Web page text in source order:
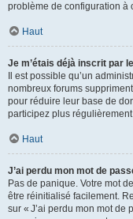
problème de configuration à
Haut
Je m’étais déjà inscrit par
Il est possible qu’un
nombreux forums
pour réduire leur base de
participez plus
Haut
J’ai perdu mon mot de
Pas de panique. Votre mot
être réinitialisé facilement.
sur « J’ai perdu mon mot de